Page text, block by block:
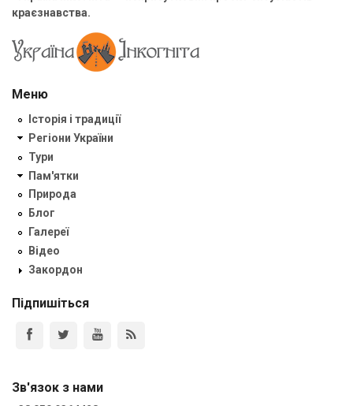
краєзнавства.
Меню
Історія і традиції
Регіони України
Тури
Пам'ятки
Природа
Блог
Галереї
Відео
Закордон
Підпишіться
Зв'язок з нами